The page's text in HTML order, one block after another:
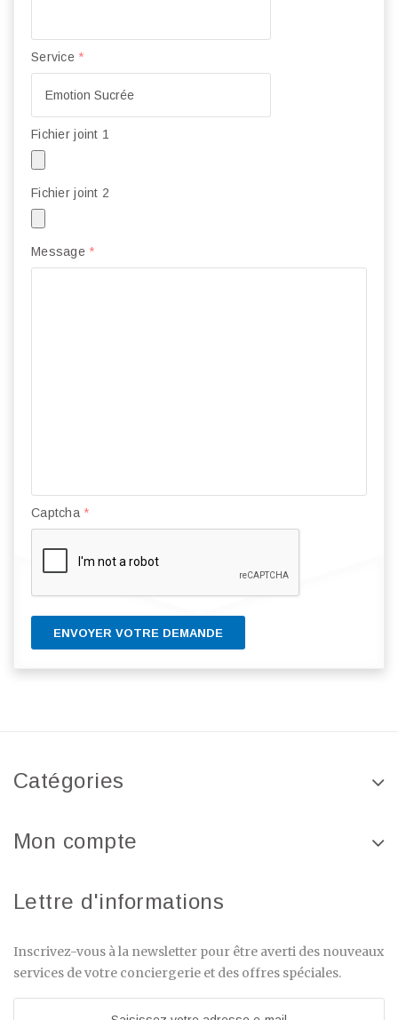
Service *
Fichier joint 1
Fichier joint 2
Message *
Captcha *
ENVOYER VOTRE DEMANDE
Catégories
Mon compte
Lettre d'informations
Inscrivez-vous à la newsletter pour être averti des nouveaux
services de votre conciergerie et des offres spéciales.